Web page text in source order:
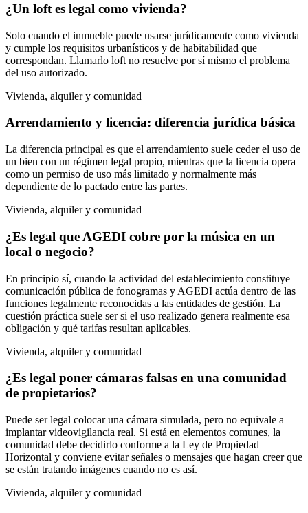
¿Un loft es legal como vivienda?
Solo cuando el inmueble puede usarse jurídicamente como vivienda
y cumple los requisitos urbanísticos y de habitabilidad que
correspondan. Llamarlo loft no resuelve por sí mismo el problema
del uso autorizado.
Vivienda, alquiler y comunidad
Arrendamiento y licencia: diferencia jurídica básica
La diferencia principal es que el arrendamiento suele ceder el uso de
un bien con un régimen legal propio, mientras que la licencia opera
como un permiso de uso más limitado y normalmente más
dependiente de lo pactado entre las partes.
Vivienda, alquiler y comunidad
¿Es legal que AGEDI cobre por la música en un
local o negocio?
En principio sí, cuando la actividad del establecimiento constituye
comunicación pública de fonogramas y AGEDI actúa dentro de las
funciones legalmente reconocidas a las entidades de gestión. La
cuestión práctica suele ser si el uso realizado genera realmente esa
obligación y qué tarifas resultan aplicables.
Vivienda, alquiler y comunidad
¿Es legal poner cámaras falsas en una comunidad
de propietarios?
Puede ser legal colocar una cámara simulada, pero no equivale a
implantar videovigilancia real. Si está en elementos comunes, la
comunidad debe decidirlo conforme a la Ley de Propiedad
Horizontal y conviene evitar señales o mensajes que hagan creer que
se están tratando imágenes cuando no es así.
Vivienda, alquiler y comunidad